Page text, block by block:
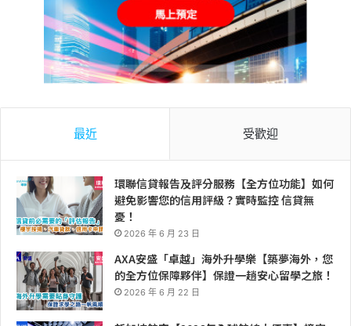
最近 受歡迎
環聯信貸報告及評分服務【全方位功能】如何
避免影響您的信用評級？實時監控 信貸無
憂！
2026 年 6 月 23 日
AXA安盛「卓越」海外升學樂【築夢海外，您
的全方位保障夥伴】保證一趟安心留學之旅！
2026 年 6 月 22 日